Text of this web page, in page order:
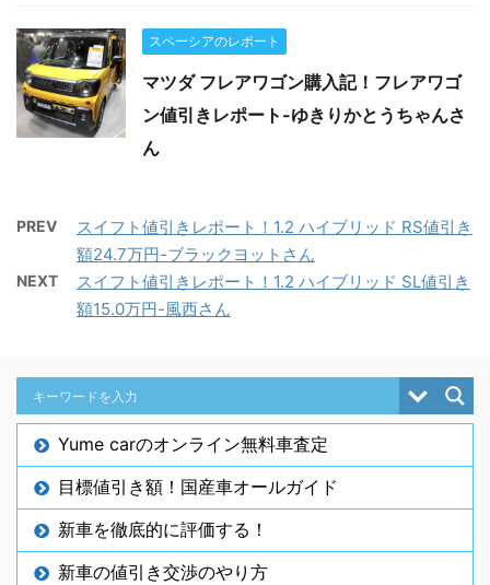
スペーシアのレポート
マツダ フレアワゴン購入記！フレアワゴ
ン値引きレポート-ゆきりかとうちゃんさ
ん
PREV
スイフト値引きレポート！1.2 ハイブリッド RS値引き
額24.7万円-ブラックヨットさん
NEXT
スイフト値引きレポート！1.2 ハイブリッド SL値引き
額15.0万円-風西さん
Yume carのオンライン無料車査定
目標値引き額！国産車オールガイド
新車を徹底的に評価する！
新車の値引き交渉のやり方